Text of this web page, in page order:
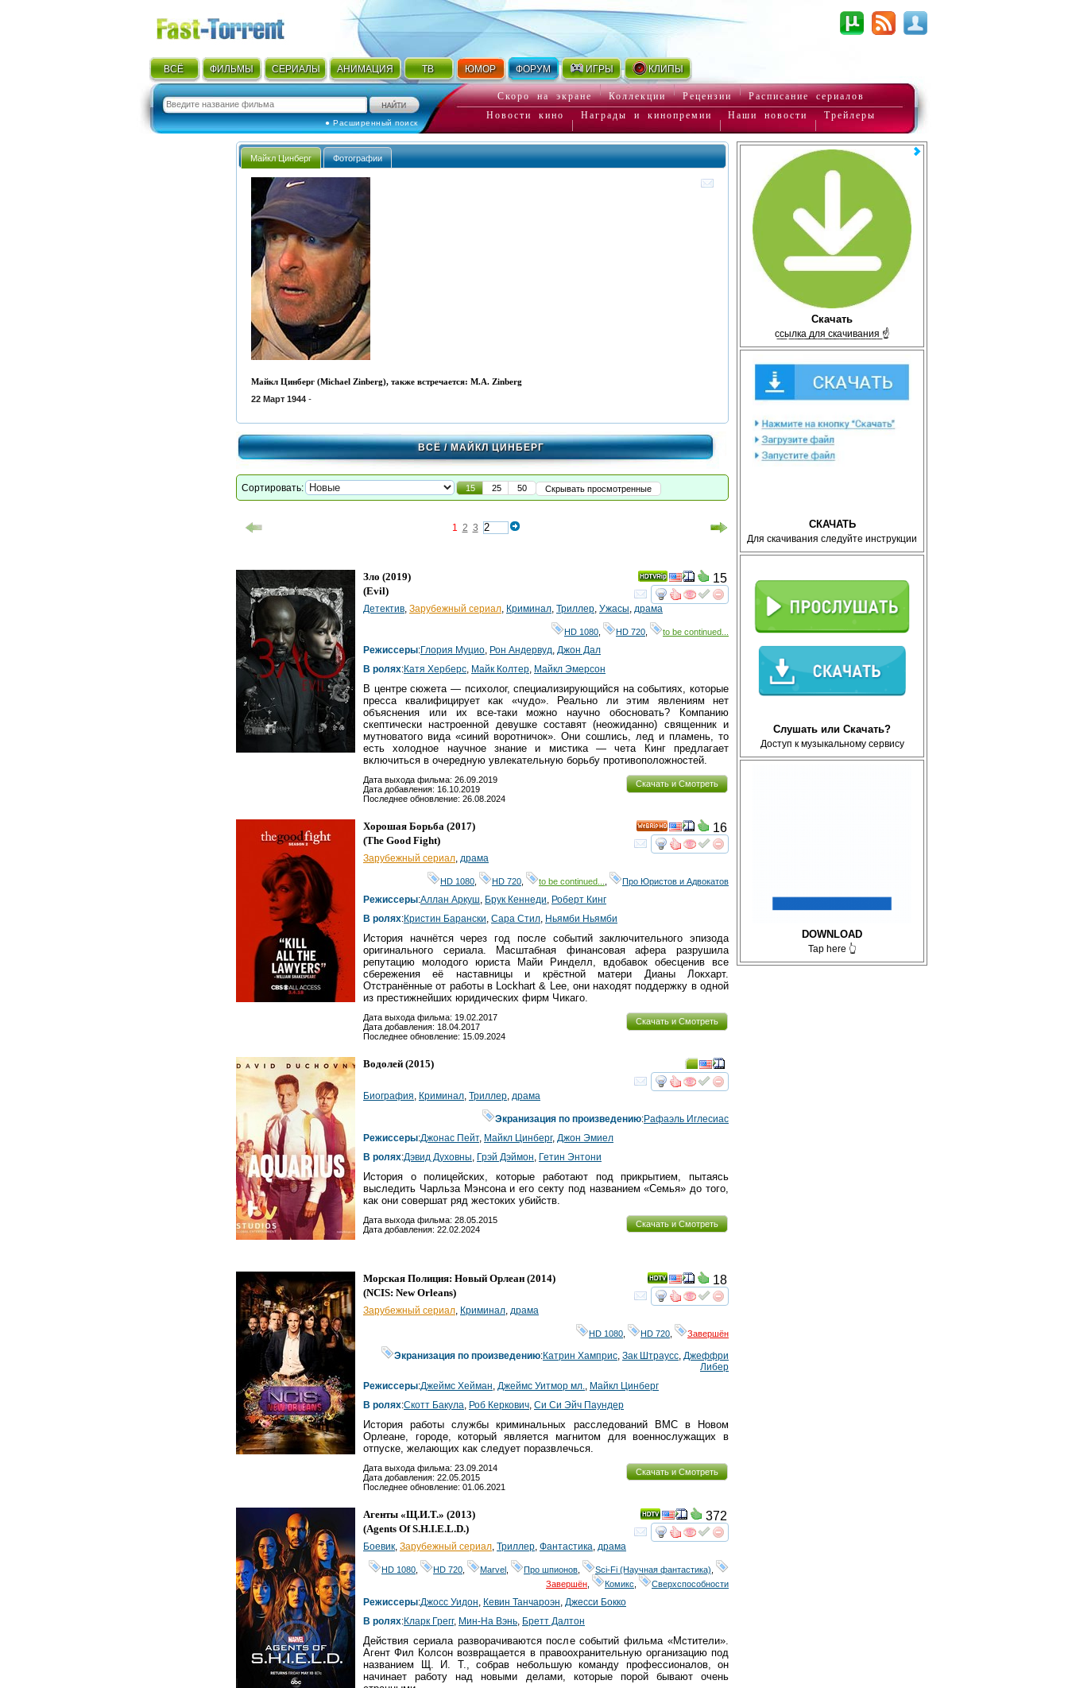
ВСЁ ФИЛЬМЫ СЕРИАЛЫ АНИМАЦИЯ ТВ ЮМОР ФОРУМ ИГРЫ КЛИПЫ
● Расширенный поиск
Скоро на экране Коллекции Рецензии
Расписание сериалов
Новости кино
Награды и кинопремии Наши новости Трейлеры
Скачать
с̲с̲ы̲л̲к̲а̲ ̲д̲л̲я̲ ̲с̲к̲а̲ч̲и̲в̲а̲н̲и̲я̲ ☝
СКАЧАТЬ
Для скачивания следуйте инструкции
Слушать или Скачать?
Доступ к музыкальному сервису
DOWNLOAD
Tap here 👆
Майкл Цинберг Фотографии
Майкл Цинберг (Michael Zinberg), также встречается: M.A. Zinberg
22 Март 1944 -
ВСЁ/ МАЙКЛ ЦИНБЕРГ
Сортировать: 15 25 50 Скрывать просмотренные
1 2 3
смотретьинтересует
15
Зло (2019)
(Evil)
Детектив, Зарубежный сериал, Криминал, Триллер, Ужасы, драма
HD 1080 HD 720 to be continued...
Режиссеры:Глория Муцио, Рон Андервуд, Джон Дал
В ролях:Катя Херберс, Майк Колтер, Майкл Эмерсон
В центре сюжета — психолог, специализирующийся на событиях, которые
пресса квалифицирует как «чудо». Реально ли этим явлениям нет
объяснения или их все-таки можно научно обосновать? Компанию
скептически настроенной девушке составят (неожиданно) священник и
мутноватого вида «синий воротничок». Они сошлись, лед и пламень, то
есть холодное научное знание и мистика — чета Кинг предлагает
включиться в очередную увлекательную борьбу противоположностей.
Скачать и Смотреть
Дата выхода фильма: 26.09.2019
Дата добавления: 16.10.2019
Последнее обновление: 26.08.2024
смотретьинтересует
HD
16
Хорошая Борьба (2017)
(The Good Fight)
Зарубежный сериал, драма
HD 1080 HD 720 to be continued... Про Юристов и Адвокатов
Режиссеры:Аллан Аркуш, Брук Кеннеди, Роберт Кинг
В ролях:Кристин Барански, Сара Стил, Ньямби Ньямби
История начнётся через год после событий заключительного эпизода
оригинального сериала. Масштабная финансовая афера разрушила
репутацию молодого юриста Майи Ринделл, вдобавок обесценив все
сбережения её наставницы и крёстной матери Дианы Локхарт.
Отстранённые от работы в Lockhart & Lee, они находят поддержку в одной
из престижнейших юридических фирм Чикаго.
Скачать и Смотреть
Дата выхода фильма: 19.02.2017
Дата добавления: 18.04.2017
Последнее обновление: 15.09.2024
смотретьинтересует
Водолей (2015)
Биография Криминал Триллер драма
Экранизация по произведению:Рафаэль Иглесиас
Режиссеры:Джонас Пейт, Майкл Цинберг, Джон Эмиел
В ролях:Дэвид Духовны Грэй Дэймон Гетин Энтони
История о полицейских, которые работают под прикрытием, пытаясь
выследить Чарльза Мэнсона и его секту под названием «Семья» до того,
как они совершат ряд жестоких убийств.
Скачать и Смотреть
Дата выхода фильма: 28.05.2015
Дата добавления: 22.02.2024
смотретьинтересует
18
Морская Полиция: Новый Орлеан (2014)
(NCIS: New Orleans)
Зарубежный сериал Криминал драма
HD 1080 HD 720 Завершён
Экранизация по произведению:Катрин Хамприс Зак Штраусс Джеффри
Либер
Режиссеры:Джеймс Хейман Джеймс Уитмор мл.
Майкл Цинберг
В ролях:Скотт Бакула Роб Керкович Си Си Эйч Паундер
История работы службы криминальных расследований ВМС в Новом
Орлеане, городе, который является магнитом для военнослужащих в
отпуске, желающих как следует поразвлечься.
Скачать и Смотреть
Дата выхода фильма: 23.09.2014
Дата добавления: 22.05.2015
Последнее обновление: 01.06.2021
смотретьинтересует
372
Агенты «Щ.И.Т.» (2013)
(Agents Of S.H.I.E.L.D.)
Боевик Зарубежный сериал Триллер Фантастика драма
HD 1080 HD 720 Marvel Про шпионов Sci-Fi (Научная фантастика)
Завершён
Комикс Сверхспособности
Режиссеры:Джосс Уидон Кевин Танчароэн Джесси Бокко
В ролях:Кларк Грегг, Мин-На Вэнь Бретт Далтон
Действия сериала разворачиваются после событий фильма «Мстители».
Агент Фил Колсон возвращается в правоохранительную организацию под
названием Щ. И. Т., собрав небольшую команду профессионалов, он
начинает работу над новыми делами, которые порой бывают очень